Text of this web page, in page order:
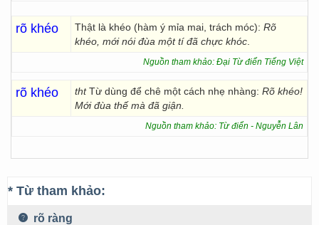
rõ khéo Thật là khéo (hàm ý mỉa mai, trách móc): Rõ
khéo, mới nói đùa một tí đã chực khóc
Nguồn tham khảo: Đại Từ điển Tiếng Việt
rõ khéo thtTừ dùng để chê một cách nhẹ nhàng: Rõ khéo!
Mới đùa thế mà đã giận.
Nguồn tham khảo: Từ điển - Nguyễn Lân
* Từ tham khảo:
rõ ràng